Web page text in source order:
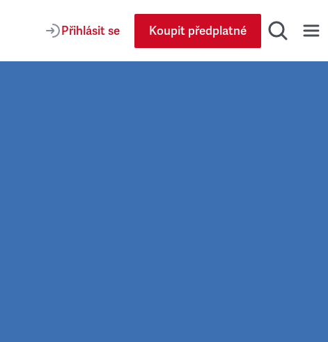
Přihlásit se Koupit předplatné